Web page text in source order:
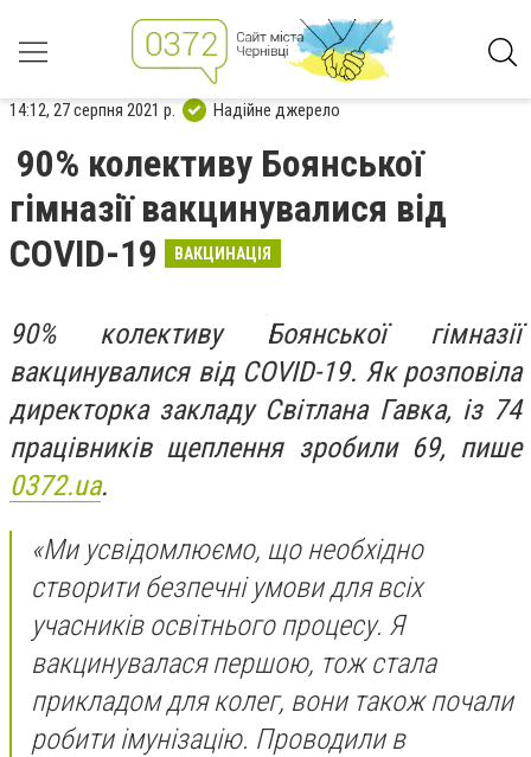
14:12, 27 серпня 2021 р. Надійне джерело
90% колективу Боянської
гімназії вакцинувалися від
COVID-19
ВАКЦИНАЦІЯ
90% колективу Боянської гімназії
вакцинувалися від COVID-19. Як розповіла
директорка закладу Світлана Гавка, із 74
працівників щеплення зробили 69, пише
0372.ua.
«Ми усвідомлюємо, що необхідно
створити безпечні умови для всіх
учасників освітнього процесу. Я
вакцинувалася першою, тож стала
прикладом для колег, вони також почали
робити імунізацію. Проводили в